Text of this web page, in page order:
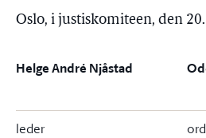
Oslo, i justiskomiteen, den
Helge André Njåstad
leder